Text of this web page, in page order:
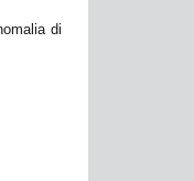
di